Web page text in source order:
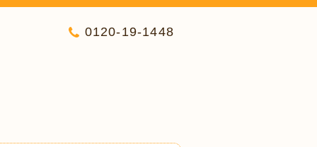
0120-19-1448